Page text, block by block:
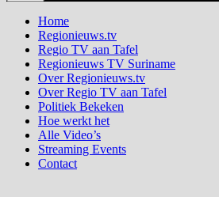
Home
Regionieuws.tv
Regio TV aan Tafel
Regionieuws TV Suriname
Over Regionieuws.tv
Over Regio TV aan Tafel
Politiek Bekeken
Hoe werkt het
Alle Video’s
Streaming Events
Contact